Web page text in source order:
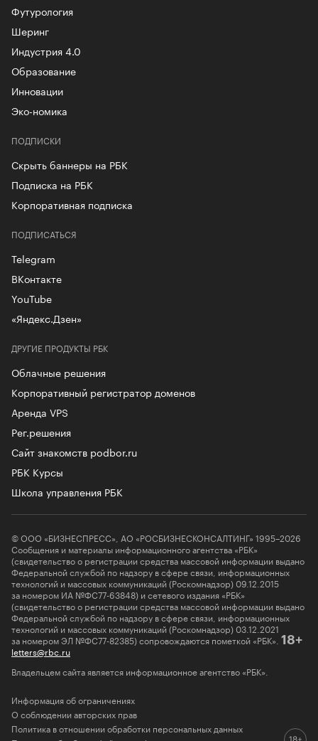
Футурология
Шеринг
Индустрия 4.0
Образование
Инновации
Эко-номика
ПОДПИСКИ
Скрыть баннеры на РБК
Подписка на РБК
Корпоративная подписка
ДРУГИЕ ПРОДУКТЫ РБК
Облачные решения
Корпоративный регистратор доменов
Аренда VPS
Рег.решения
Сайт знакомств podbor.ru
РБК Курсы
Школа управления РБК
ПОДПИСАТЬСЯ
Telegram
ВКонтакте
YouTube
«Яндекс.Дзен»
© ООО «БИЗНЕСПРЕСС», АО «РОСБИЗНЕСКОНСАЛТИНГ» 1995–2026
Сообщения и материалы информационного агентства «РБК»
(свидетельство о регистрации средства массовой информации выдано
Федеральной службой по надзору в сфере связи, информационных
технологий и массовых коммуникаций (Роскомнадзор) 09.12.2015
за номером ИА №ФС77-63848) и сетевого издания «РБК»
(свидетельство о регистрации средства массовой информации выдано
Федеральной службой по надзору в сфере связи, информационных
технологий и массовых коммуникаций (Роскомнадзор) 03.12.2021
за номером ЭЛ №ФС77-82385) сопровождаются пометкой «РБК». 18+
letters@rbc.ru
Владельцем сайта является информационное агентство «РБК».
Информация об ограничениях
О соблюдении авторских прав
Политика в отношении обработки персональных данных